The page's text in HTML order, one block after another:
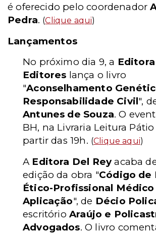
é oferecido pelo coordenador
Pedra. (Clique aqui)
Lançamentos
No próximo dia 9, a
Editores lança o livro
"Aconselhamento
Responsabilidade Civil",
Antunes de Souza. O
BH, na Livraria Leitura Pátio
partir das 19h. (Clique aqui)
A Editora Del Reyacaba
edição da obra "Código de
Ético-Profissional Médico
Aplicação", de Décio
escritório Araújo e
Advogados. O livro